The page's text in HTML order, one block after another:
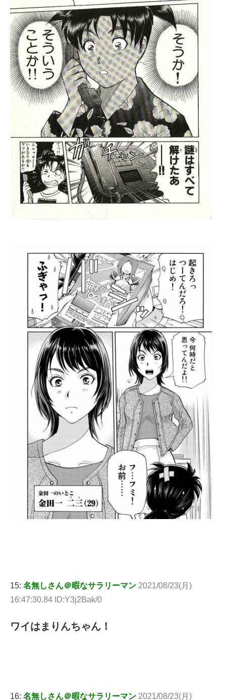
15: 名無しさん＠暇なサラリーマン 2021/08/23(月)
16:47:30.84 ID:Y3j2Bak/0
ワイはまりんちゃん！
16: 名無しさん＠暇なサラリーマン 2021/08/23(月)